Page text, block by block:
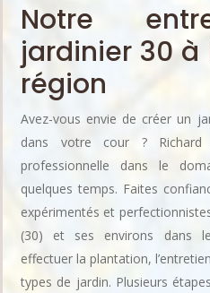
Notre
jardinier 30 à
région
Avez-vous envie de créer un
dans votre cour ?
professionnelle dans le
quelques temps. Faites
expérimentés et
(30) et ses environs dans
effectuer la plantation,
types de jardin. Plusieurs